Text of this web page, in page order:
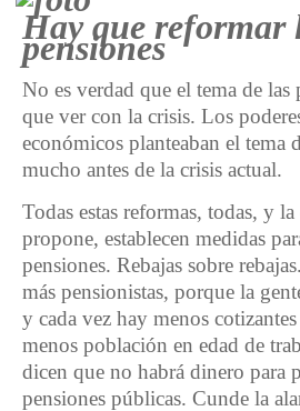
Hay que reformar
pensiones
No es verdad que el tema de las
que ver con la crisis. Los
económicos planteaban el tema
mucho antes de la crisis actual.
Todas estas reformas, todas, y la
propone, establecen medidas
pensiones. Rebajas sobre
más pensionistas, porque la
y cada vez hay menos
menos población en edad de
dicen que no habrá dinero para
pensiones públicas. Cunde la